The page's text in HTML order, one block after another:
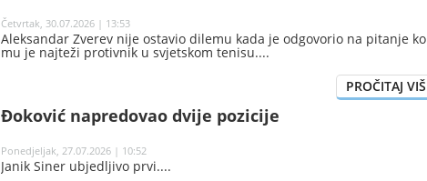
Četvrtak, 30.07.2026 | 13:53
Aleksandar Zverev nije ostavio dilemu kada je odgovorio na pitanje ko
mu je najteži protivnik u svjetskom tenisu.
Đoković napredovao dvije pozicije
Ponedjeljak, 27.07.2026 | 10:52
Janik Siner ubjedljivo prvi.